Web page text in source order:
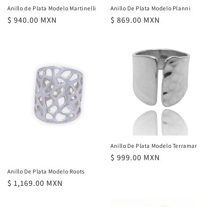
Anillo de Plata Modelo Martinelli
Precio
$ 940.00 MXN
Anillo De Plata Modelo Planni
Precio
$ 869.00 MXN
Anillo De Plata Modelo Roots
Precio
$ 1,169.00 MXN
Anillo De Plata Modelo Terramar
Precio
$ 999.00 MXN